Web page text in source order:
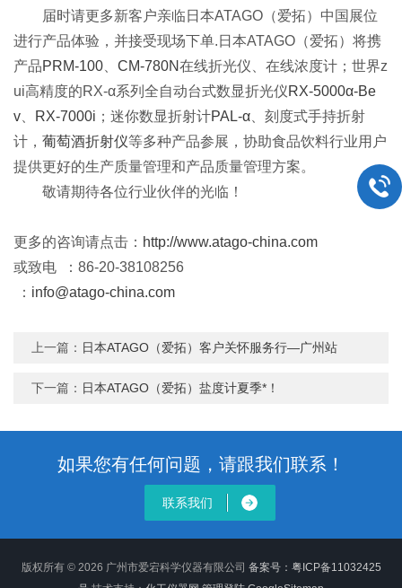
届时请更多新客户亲临日本ATAGO（爱拓）中国展位
进行产品体验，并接受现场下单.日本ATAGO（爱拓）将携
产品PRM-100 、CM-780N在线折光仪、在线浓度计；世界z
ui高精度的RX-α系列全自动台式数显折光仪RX-5000α-Be
v
RX-7000i ；迷你数显折射计PAL-α 、刻度式手持折射
计，葡萄酒折射仪等多种产品参展，协助食品饮料行业用户
提供更好的生产质量管理和产品质量管理方案。
敬请期待各位行业伙伴的光临！
更多的咨询请点击： http://www.atago-china.com
或致电 ：86-20-38108256
： info@atago-china.com
上一篇： 日本ATAGO（爱拓）客户关怀服务行—广州站
下一篇： 日本ATAGO（爱拓）盐度计夏季*！
如果您有任何问题，请跟我们联系！
联系我们
版权所有 © 2026 广州市爱宕科学仪器有限公司 备案号：粤ICP备11032425